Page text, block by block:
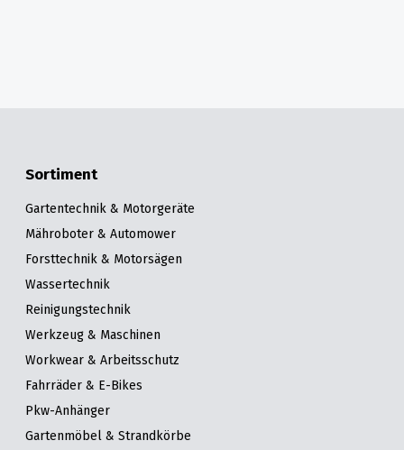
Sortiment
Gartentechnik & Motorgeräte
Mähroboter & Automower
Forsttechnik & Motorsägen
Wassertechnik
Reinigungstechnik
Werkzeug & Maschinen
Workwear & Arbeitsschutz
Fahrräder & E-Bikes
Pkw-Anhänger
Gartenmöbel & Strandkörbe